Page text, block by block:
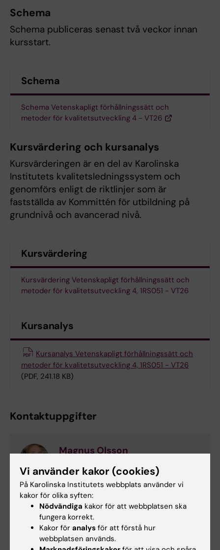
Schema
Schema publiceras senast två veckor innan
kursstart.
Schema
Schema Vetenskapligt förhållningssätt och
metoder för kvalitetsutveckling 4 - VT26
Kursvärdering och kursanalys
Kursvärderingen är en del av Karolinska
Institutets kvalitetsledningssystem och
genomförs enligt de riktlinjer som är
fastställda av Kommittén för utbildning på
grundnivå och avancerad nivå.
Kursvärdering
Kursvärdering Vetenskapligt förhållningssätt och
metoder för kvalitetsutveckling 4, 1RS051 - VT26
Kursanalys
Kursanalys Vetenskapligt förhållningssätt och
metoder för kvalitetsutveckling 4, 1RS051 - VT26
(PDF, 241.18 KB)
Kontaktuppgifter
Magnus Olsson
E-post:
magnus.olsson@ki.se
Parvin Olofsson
Vi använder kakor (cookies)
På Karolinska Institutets webbplats använder vi
kakor för olika syften:
Nödvändiga kakor för att webbplatsen ska
fungera korrekt.
Kakor för analys för att förstå hur
webbplatsen används.